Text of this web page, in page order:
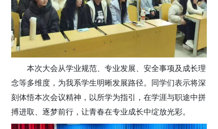
本次大会从学业规范、专业发展、安全事项及成长理
念等多维度，为我系学生明晰发展路径。同学们表示将深
刻体悟本次会议精神，以所学为指引，在学涯与职途中拼
搏进取、逐梦前行，让青春在专业成长中绽放光彩。